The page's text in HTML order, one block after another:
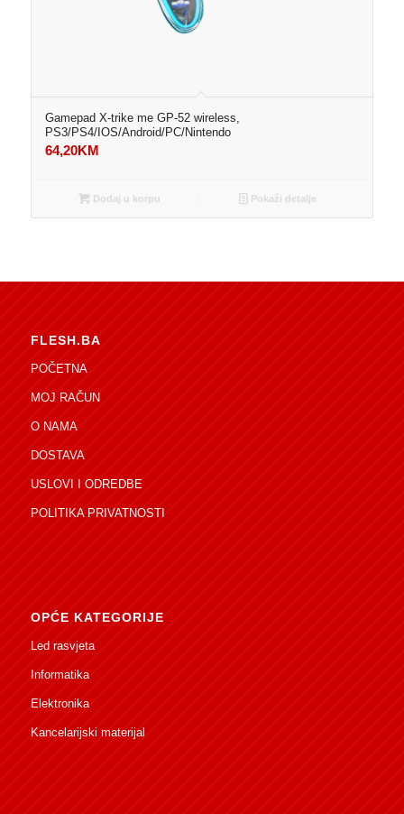
Gamepad X-trike me GP-52 wireless,
PS3/PS4/IOS/Android/PC/Nintendo
64,20KM
Dodaj u korpu Pokaži detalje
FLESH.BA
POČETNA
MOJ RAČUN
O NAMA
DOSTAVA
USLOVI I ODREDBE
POLITIKA PRIVATNOSTI
OPĆE KATEGORIJE
Led rasvjeta
Informatika
Elektronika
Kancelarijski materijal